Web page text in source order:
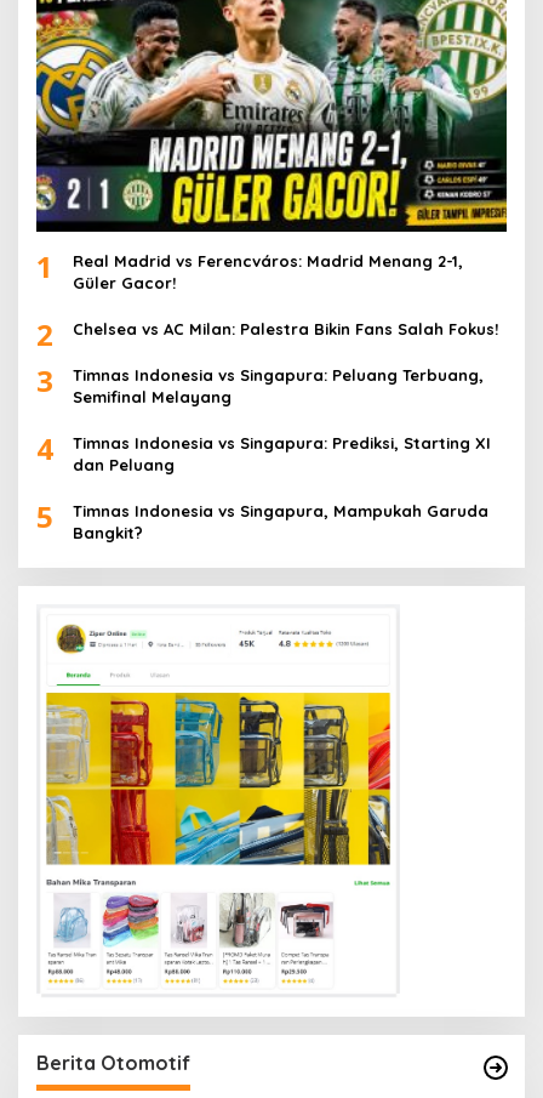
1
Real Madrid vs Ferencváros: Madrid Menang 2-1,
Güler Gacor!
2 Chelsea vs AC Milan: Palestra Bikin Fans Salah Fokus!
3
Timnas Indonesia vs Singapura: Peluang Terbuang,
Semifinal Melayang
4
Timnas Indonesia vs Singapura: Prediksi, Starting XI
dan Peluang
5
Timnas Indonesia vs Singapura, Mampukah Garuda
Bangkit?
Berita Otomotif